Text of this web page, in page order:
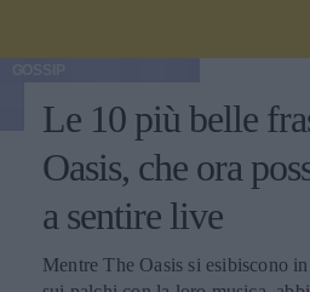
Le 10 più belle
Oasis, che ora
a sentire live
Mentre The Oasis si esibiscono